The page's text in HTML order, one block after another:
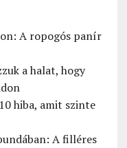
A ropogós panír
a halat, hogy
hiba, amit szinte
A filléres